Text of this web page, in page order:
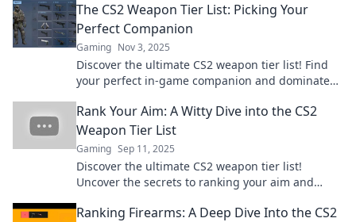
The CS2 Weapon Tier List: Picking Your
Perfect Companion
Gaming Nov 3, 2025
Discover the ultimate CS2 weapon tier list! Find
your perfect in-game companion and dominate
Rank Your Aim: A Witty Dive into the CS2
Weapon Tier List
Gaming Sep 11, 2025
Discover the ultimate CS2 weapon tier list!
Uncover the secrets to ranking your aim and
Ranking Firearms: A Deep Dive Into the CS2